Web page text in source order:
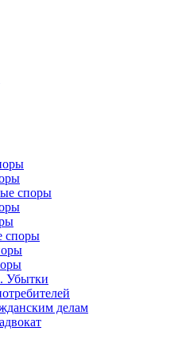
споры
споры
Убытки
делам